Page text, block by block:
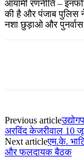
आयामी रणनीति –
की है और पंजाब पुलिस
नशा छुड़ाओ और पुनर्वास
Previous article
अरविंद केजरीवाल 10
Next articleएम.के.
और फलदायक बैठक